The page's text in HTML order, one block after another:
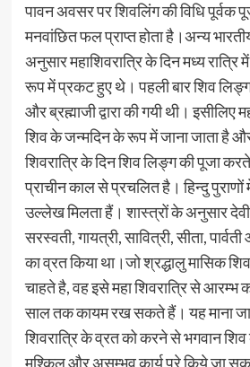
पावन अवसर पर शिवलिंग की विधि
मनवांछित फल प्राप्त होता है।अन्य
अनुसार महाशिवरात्रि के दिन मध्य
रूप में प्रकट हुए थे। पहली बार शिव लिङ्ग
और ब्रह्माजी द्वारा की गयी थी। इसीलिए
शिव के जन्मदिन के रूप में जाना जाता है
शिवरात्रि के दिन शिव लिङ्ग की पूजा
प्राचीन काल से प्रचलित है। हिन्दु पुराणों
उल्लेख मिलता हैं। शास्त्रों के अनुसार देवी
सरस्वती, गायत्री, सावित्री, सीता,
का व्रत किया था।जो श्रद्धालु मासिक
चाहते है, वह इसे महा शिवरात्रि से
साल तक कायम रख सकते हैं। यह माना
शिवरात्रि के व्रत को करने से भगवान शिव
मुश्किल और असम्भव कार्य पूरे किये जा